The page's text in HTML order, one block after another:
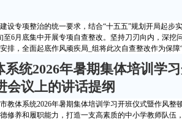
设专项整治的统一要求，结合“十五五”规划开局起步
至6月底集中开展专项自查整改。坚持刀刃向内，深挖
排，全面起底作风顽疾局_组将此次自查整改作为保障
系统2026年暑期集体培训学
会议上的讲话提纲
教体系统2026年暑期集体培训学习开班仪式暨作风整
修养和履职能力，打造一支高素质的中小学教师队伍